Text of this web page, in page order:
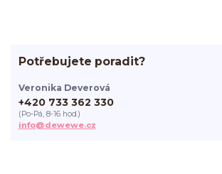
Potřebujete poradit?
Veronika Deverová
+420 733 362 330
(Po-Pá, 8-16 hod.)
info@dewewe.cz